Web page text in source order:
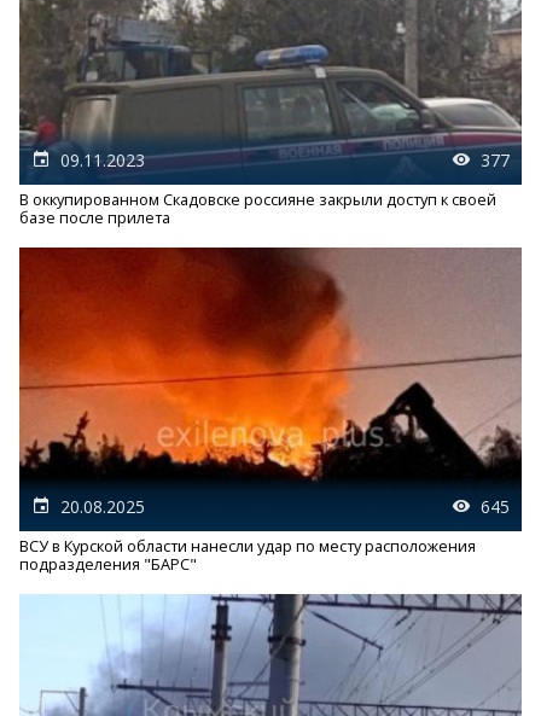
09.11.2023 377
В оккупированном Скадовске россияне закрыли доступ к своей
базе после прилета
20.08.2025 645
ВСУ в Курской области нанесли удар по месту расположения
подразделения "БАРС"